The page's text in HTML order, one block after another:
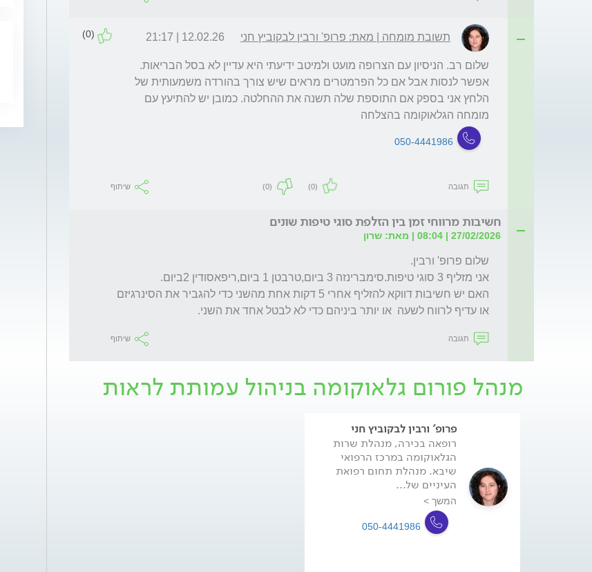
תשובת מומחה | מאת: פרופ' ורבין לבקוביץ חני 12.02.26 | 21:17
(0)
מומחה הגלאוקומה בהצלחה
050-4441986
תגובה (0)
(0) שיתוף
חשיבות מרווחי זמן בין הזלפת סוגי טיפות שונים
27/02/2026 | 08:04 | מאת: שרון
או עדיף לרווח לשעה  או יותר ביניהם כדי לא לבטל אחד את השני.
תגובה שיתוף
מנהל פורום גלאוקומה בניהול עמותת לראות
פרופ' ורבין לבקוביץ חני
רופאה בכירה, מנהלת שרות
הגלאוקומה במרכז הרפואי
שיבא. מנהלת תחום רפואת
העיניים של...
המשך >
050-4441986